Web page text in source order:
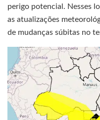
perigo potencial. Nesses
as atualizações
de mudanças súbitas no